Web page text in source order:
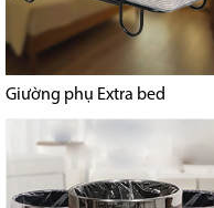
Giường phụ Extra bed